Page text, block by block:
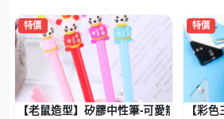
特價
【老鼠造型】矽膠中性筆-可愛辦公文具
特價
【彩